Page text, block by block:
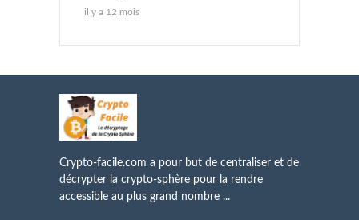
il y a 12 mois
Crypto-facile.com a pour but de centraliser et de
décrypter la crypto-sphère pour la rendre
accessible au plus grand nombre ...